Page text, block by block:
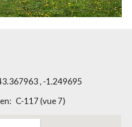
, -1.249695
C-117 (vue 7)